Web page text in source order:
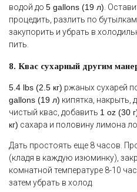
водой до 5 gallons (19 л) .
процедить, разлить по
закупорить и убрать в
пить.
8. Квас сухарный другим
5.4 lbs (2.5 кг) ржаных сухарей
gallons (19 л) кипятка, накрыть,
чистый квас, добавить 1 oz (30
кг) сахара и половину лимона
Дать простоять еще 8 часов.
(кладя в каждую изюминку),
комнатной температуре 8-10
затем убрать в холод.